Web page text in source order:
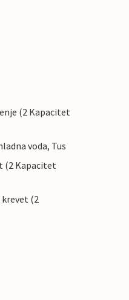
(2 Kapacitet
voda, Tus
(2 Kapacitet
krevet (2